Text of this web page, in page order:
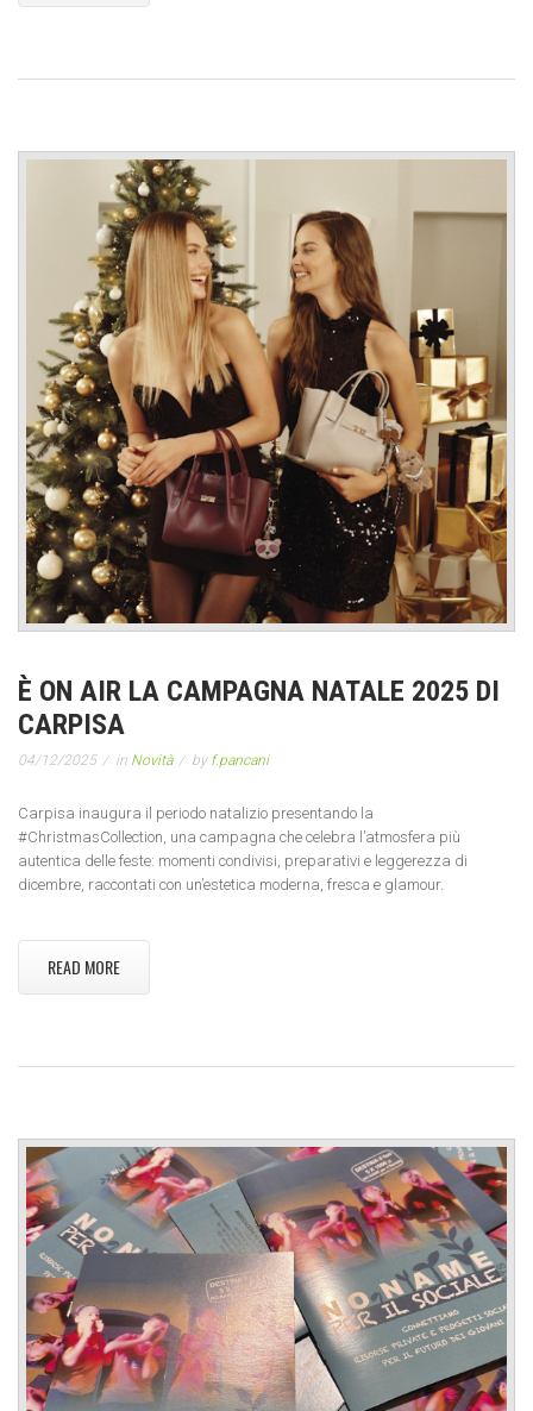
È ON AIR LA CAMPAGNA NATALE 2025 DI
CARPISA
04/12/2025 in Novità by f.pancani
Carpisa inaugura il periodo natalizio presentando la
#ChristmasCollection, una campagna che celebra l’atmosfera più
autentica delle feste: momenti condivisi, preparativi e leggerezza di
dicembre, raccontati con un’estetica moderna, fresca e glamour.
READ MORE